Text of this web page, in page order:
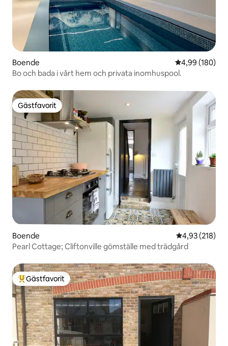
Boende 4,99 av 5 i
4,99 (180)
Bo och bada i vårt hem och privata inomhuspool.
Gästfavorit
Gästfavorit
Boende 4,93 av 5 i
4,93 (218)
Pearl Cottage; Cliftonville gömställe med trädgård
Populär gästfavorit
Gästfavorit